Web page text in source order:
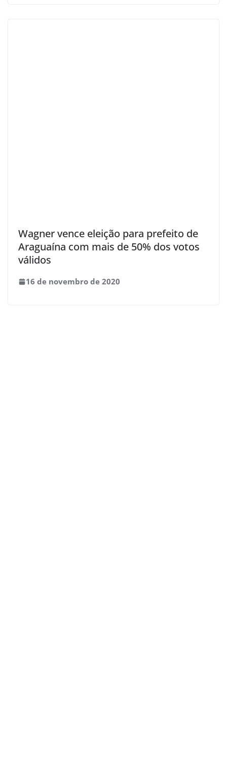
Wagner vence eleição para prefeito de
Araguaína com mais de 50% dos votos
válidos
16 de novembro de 2020